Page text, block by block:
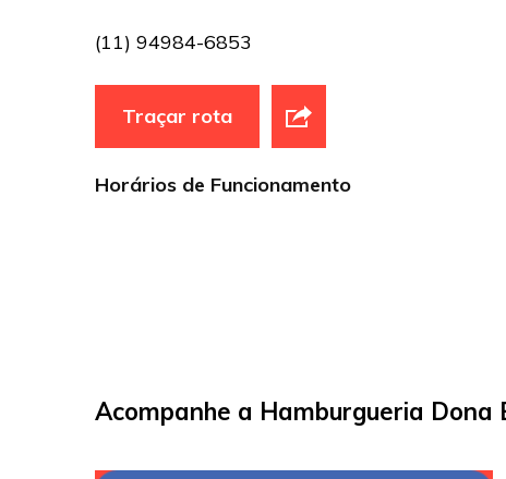
(11) 94984-6853
Traçar rota
Horários de Funcionamento
Acompanhe a Hamburgueria Dona